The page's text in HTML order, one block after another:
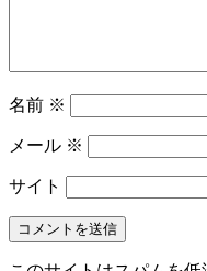
名前 ※
メール ※
サイト